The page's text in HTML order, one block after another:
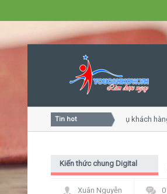
Tin hot
Khóa học Tư duy dịch vụ khách
Kiến thức chung Digital
Xuân Nguyễn
0